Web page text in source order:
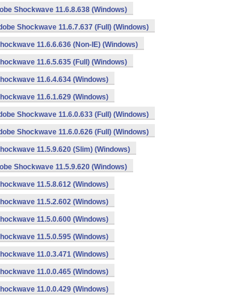
Shockwave 11.6.8.638 (Windows)
Shockwave 11.6.7.637 (Full) (Windows)
11.6.6.636 (Non-IE) (Windows)
11.6.5.635 (Full) (Windows)
11.6.4.634 (Windows)
11.6.1.629 (Windows)
Shockwave 11.6.0.633 (Full) (Windows)
Shockwave 11.6.0.626 (Full) (Windows)
11.5.9.620 (Slim) (Windows)
Shockwave 11.5.9.620 (Windows)
11.5.8.612 (Windows)
11.5.2.602 (Windows)
11.5.0.600 (Windows)
11.5.0.595 (Windows)
11.0.3.471 (Windows)
11.0.0.465 (Windows)
11.0.0.429 (Windows)